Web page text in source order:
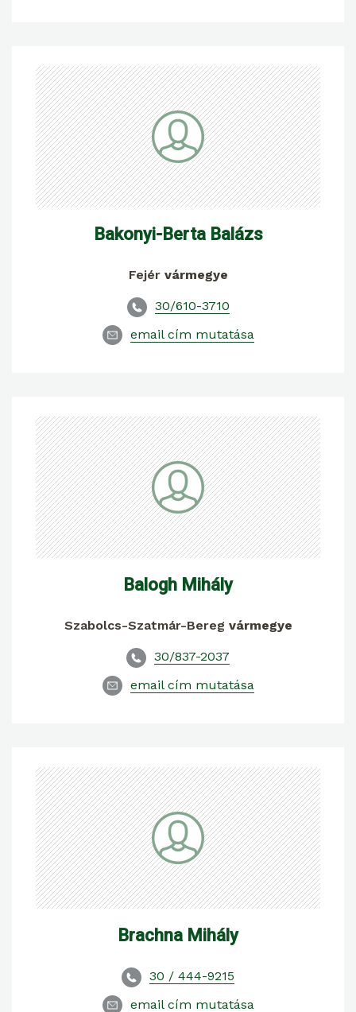
Bakonyi-Berta Balázs
Fejér vármegye
30/610-3710
email cím mutatása
Balogh Mihály
Szabolcs-Szatmár-Bereg vármegye
30/837-2037
email cím mutatása
Brachna Mihály
30 / 444-9215
email cím mutatása